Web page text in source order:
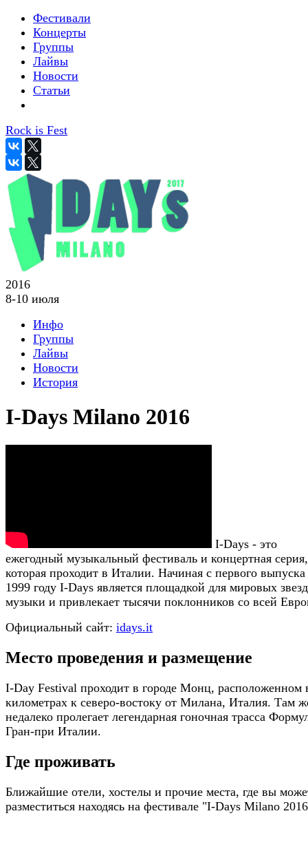
Фестивали
Концерты
Группы
Лайвы
Новости
Статьи
Rock is Fest
2016
8-10 июля
Инфо
Группы
Лайвы
Новости
История
I-Days Milano 2016
I-Days - это
ежегодный музыкальный фестиваль и концертная серия,
которая проходит в Италии. Начиная с первого выпуска
1999 году I-Days является площадкой для мировых
музыки и привлекает тысячи поклонников со всей
Официальный сайт: idays.it
Место проведения и размещение
I-Day Festival проходит в городе Монц, расположенном
километрах к северо-востоку от Милана, Италия. Там
недалеко пролегает легендарная гоночная трасса
Гран-при Италии.
Где проживать
Ближайшие отели, хостелы и прочие места, где вы
разместиться находясь на фестивале "I-Days Milano